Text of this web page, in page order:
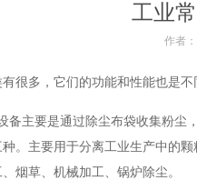
工业
作者：
很多，它们的功能和性能也是
备主要是通过除尘布袋收集粉尘
。主要用于分离工业生产中的
烟草、机械加工、锅炉除尘。